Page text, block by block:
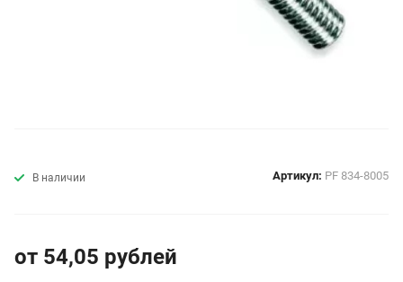
В наличии Артикул: PF 834-8005
от 54,05 рублей